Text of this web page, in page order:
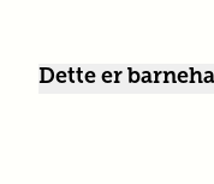
Dette er